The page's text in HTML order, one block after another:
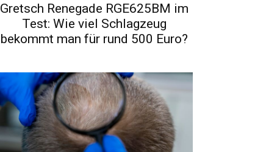
Gretsch Renegade RGE625BM im
Test: Wie viel Schlagzeug
bekommt man für rund 500 Euro?